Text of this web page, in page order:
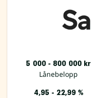
5 000 - 800 000 kr
Lånebelopp
4,95 - 22,99 %